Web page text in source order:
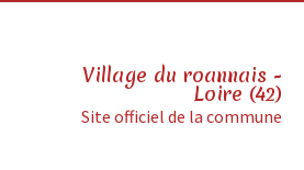
Village du roannais -
Loire (42)
Site officiel de la commune